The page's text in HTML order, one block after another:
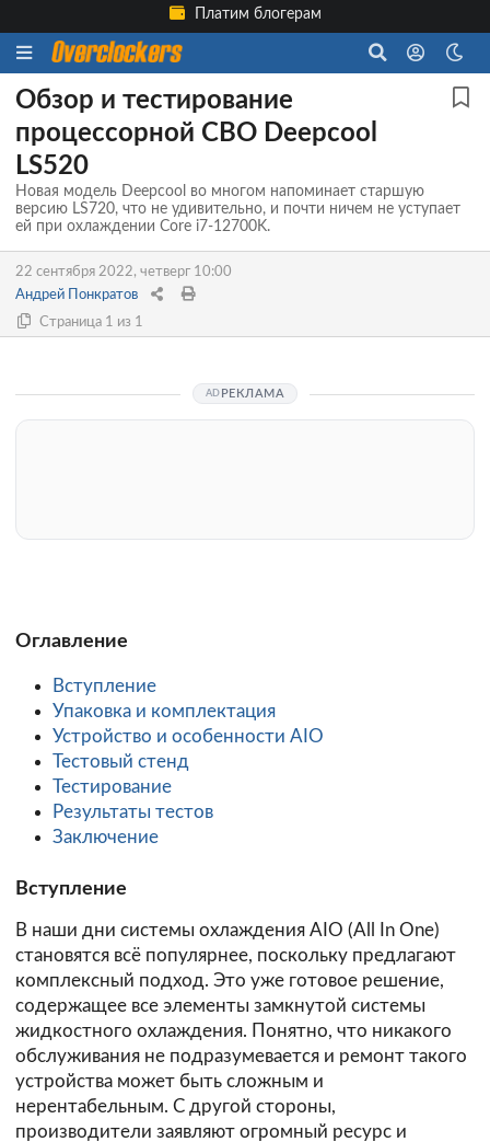
Платим блогерам
Обзор и тестирование
процессорной СВО Deepcool
LS520
Новая модель Deepcool во многом напоминает старшую
версию LS720, что не удивительно, и почти ничем не уступает
ей при охлаждении Core i7-12700K.
22 сентября 2022, четверг 10:00
Андрей Понкратов
Страница 1 из 1
РЕКЛАМА
Оглавление
Вступление
Упаковка и комплектация
Устройство и особенности AIO
Тестовый стенд
Тестирование
Результаты тестов
Заключение
Вступление
В наши дни системы охлаждения AIO (All In One)
становятся всё популярнее, поскольку предлагают
комплексный подход. Это уже готовое решение,
содержащее все элементы замкнутой системы
жидкостного охлаждения. Понятно, что никакого
обслуживания не подразумевается и ремонт такого
устройства может быть сложным и
нерентабельным. С другой стороны,
производители заявляют огромный ресурс и